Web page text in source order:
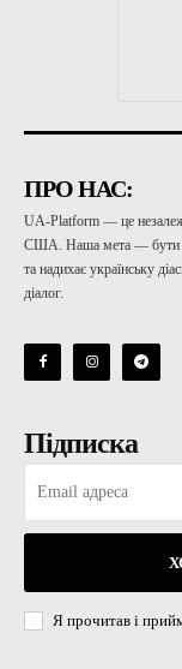
ПРО НАС:
UA-Platform — це
США. Наша мета — бути
та надихає українську
діалог.
Підписка
Я прочитав і